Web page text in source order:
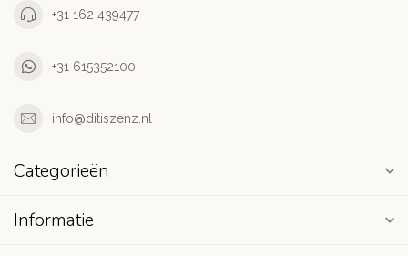
+31 162 439477
+31 615352100
info@ditiszenz.nl
Categorieën
Informatie